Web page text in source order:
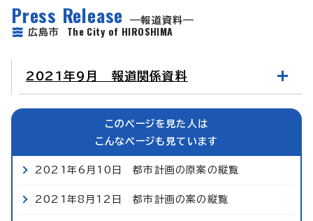
Press Release
報道資料
広島市 The City of HIROSHIMA
2021年9月 報道関係資料
このページを見た人は
こんなページも見ています
2021年6月10日 都市計画の原案の縦覧
2021年8月12日 都市計画の案の縦覧